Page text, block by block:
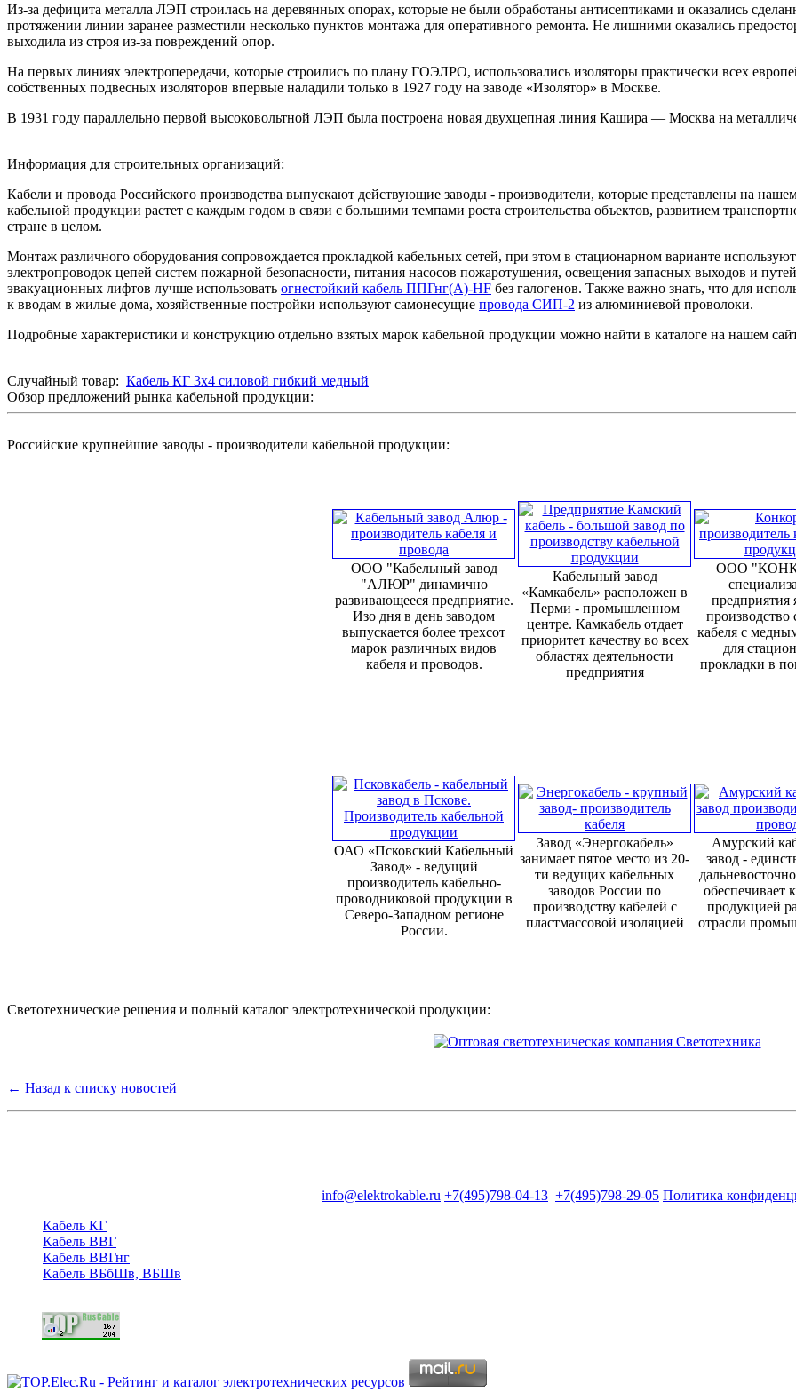
Из-за дефицита металла ЛЭП строилась на деревянных опорах, которые не были обработаны антисептиками и оказались
протяжении линии заранее разместили несколько пунктов монтажа для оперативного ремонта. Не лишними оказались
выходила из строя из-за повреждений опор.
На первых линиях электропередачи, которые строились по плану ГОЭЛРО, использовались изоляторы практически всех
собственных подвесных изоляторов впервые наладили только в 1927 году на заводе «Изолятор» в Москве.
В 1931 году параллельно первой высоковольтной ЛЭП была построена новая двухцепная линия Кашира — Москва на
Информация для строительных организаций:
Кабели и провода Российского производства выпускают действующие заводы - производители, которые представлены на
кабельной продукции растет с каждым годом в связи с большими темпами роста строительства объектов, развитием
стране в целом.
Монтаж различного оборудования сопровождается прокладкой кабельных сетей, при этом в стационарном варианте
электропроводок цепей систем пожарной безопасности, питания насосов пожаротушения, освещения запасных выходов и
эвакуационных лифтов лучше использовать огнестойкий кабель ППГнг(А)-HF без галогенов. Также важно знать, что для
к вводам в жилые дома, хозяйственные постройки используют самонесущие провода СИП-2 из алюминиевой проволоки.
Подробные характеристики и конструкцию отдельно взятых марок кабельной продукции можно найти в каталоге на нашем
Случайный товар: Кабель КГ 3х4 силовой гибкий медный
Обзор предложений рынка кабельной продукции:
Российские крупнейшие заводы - производители кабельной продукции:
ООО "Кабельный завод
"АЛЮР" динамично
развивающееся предприятие.
Изо дня в день заводом
выпускается более трехсот
марок различных видов
кабеля и проводов.
Кабельный завод
«Камкабель» расположен в
Перми - промышленном
центре. Камкабель отдает
приоритет качеству во всех
областях деятельности
предприятия
ООО
предприятия
производство
кабеля с
для
прокладки в
ОАО «Псковский Кабельный
Завод» - ведущий
производитель кабельно-
проводниковой продукции в
Северо-Западном регионе
России.
Завод «Энергокабель»
занимает пятое место из 20-
ти ведущих кабельных
заводов России по
производству кабелей с
пластмассовой изоляцией
Амурский
завод -
обеспечивает
продукцией
отрасли
Светотехнические решения и полный каталог электротехнической продукции:
← Назад к списку новостей
info@elektrokable.ru +7(495)798-04-13 +7(495)798-29-05 Политика
Кабель КГ
Кабель ВВГ
Кабель ВВГнг
Кабель ВБбШв, ВБШв